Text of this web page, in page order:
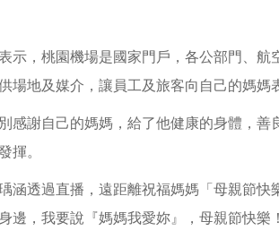
示，桃園機場是國家門戶，各公部門、
場地及媒介，讓員工及旅客向自己的媽媽
感謝自己的媽媽，給了他健康的身體，
揮。
涵透過直播，遠距離祝福媽媽「母親節
邊，我要說『媽媽我愛妳』，母親節快樂